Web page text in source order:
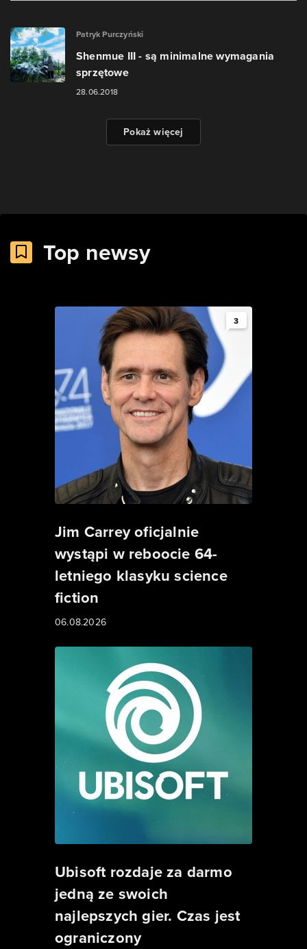
Patryk Purczyński
Shenmue III - są minimalne wymagania
sprzętowe
28.06.2018
Pokaż więcej
Top newsy
3
Jim Carrey oficjalnie
wystąpi w reboocie 64-
letniego klasyku science
fiction
06.08.2026
Ubisoft rozdaje za darmo
jedną ze swoich
najlepszych gier. Czas jest
ograniczony